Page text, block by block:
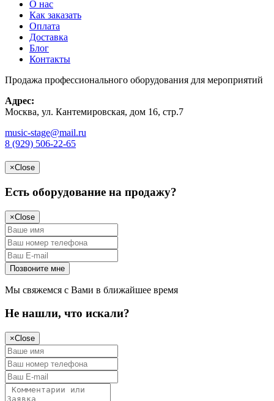
О нас
Как заказать
Оплата
Доставка
Блог
Контакты
Продажа профессионального оборудования для мероприятий
Адрес:
Москва, ул. Кантемировская, дом 16, стр.7
music-stage@mail.ru
8 (929) 506-22-65
×Close
Есть оборудование на продажу?
×Close
Мы свяжемся с Вами в ближайшее время
Не нашли, что искали?
×Close